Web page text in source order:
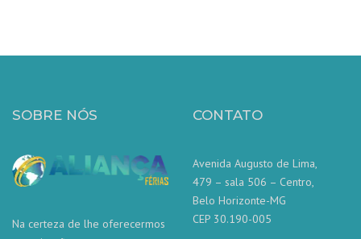
SOBRE NÓS
Na certeza de lhe oferecermos
CONTATO
Avenida Augusto de Lima,
479 – sala 506 – Centro,
Belo Horizonte-MG
CEP 30.190-005